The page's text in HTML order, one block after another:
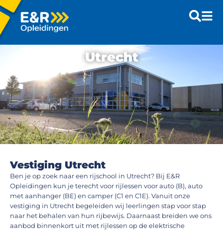
Utrecht
Vestiging Utrecht
Ben je op zoek naar een rijschool in Utrecht? Bij E&R
Opleidingen kun je terecht voor rijlessen voor auto (B), auto
met aanhanger (BE) en camper (C1 en C1E). Vanuit onze
vestiging in Utrecht begeleiden wij leerlingen stap voor stap
naar het behalen van hun rijbewijs. Daarnaast breiden we ons
aanbod binnenkort uit met rijlessen op de elektrische